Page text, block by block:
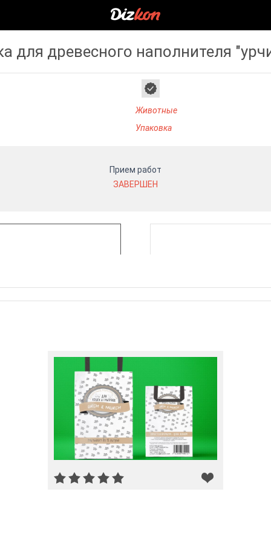
для древесного наполнителя
Животные
Упаковка
Прием работ
ЗАВЕРШЕН